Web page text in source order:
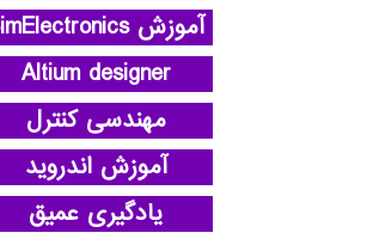
آموزش SimElectronics
Altium designer
مهندسی کنترل
آموزش اندروید
یادگیری عمیق